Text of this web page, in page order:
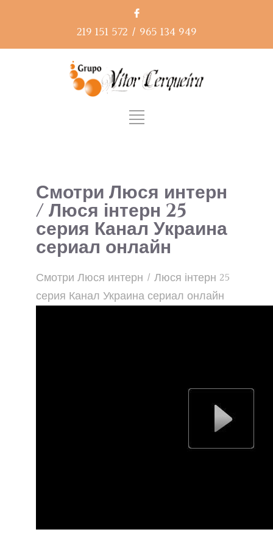
219 151 572 / 965 134 949
Смотри Люся интерн
/ Люся інтерн 25
серия Канал Украина
сериал онлайн
Смотри Люся интерн / Люся інтерн 25
серия Канал Украина сериал онлайн